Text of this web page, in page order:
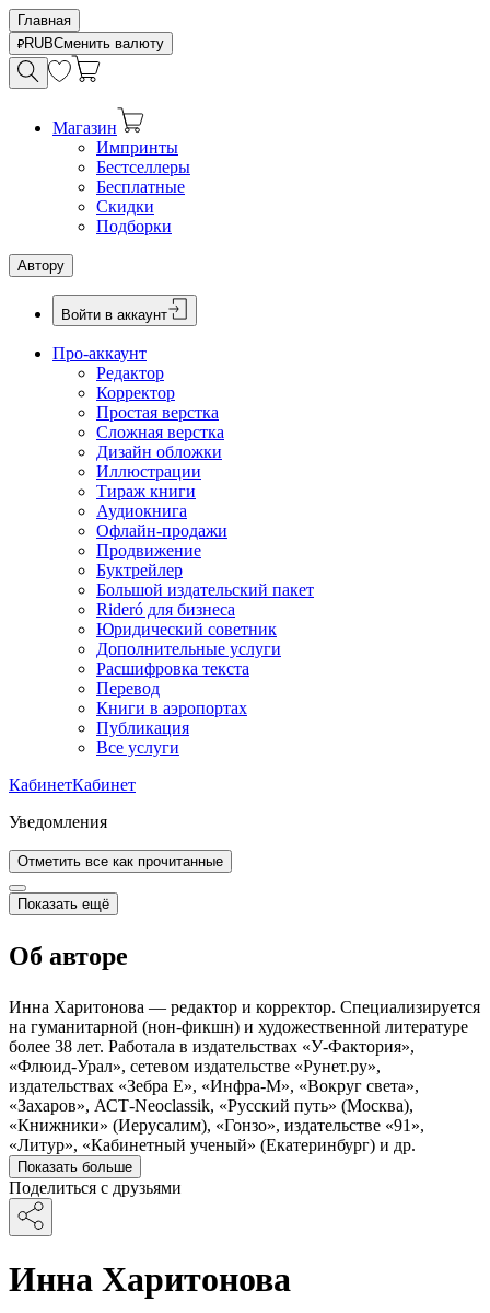
Главная
RUBСменить валюту
Магазин
Импринты
Бестселлеры
Бесплатные
Скидки
Подборки
Автору
Войти в аккаунт
Про-аккаунт
Редактор
Корректор
Простая верстка
Сложная верстка
Дизайн обложки
Иллюстрации
Тираж книги
Аудиокнига
Офлайн-продажи
Продвижение
Буктрейлер
Большой издательский пакет
Rideró для бизнеса
Юридический советник
Дополнительные услуги
Расшифровка текста
Перевод
Книги в аэропортах
Публикация
Все услуги
КабинетКабинет
Уведомления
Отметить все как прочитанные
Показать ещё
Об авторе
Инна Харитонова — редактор и корректор. Специализируется
на гуманитарной (нон-фикшн) и художественной литературе
более 38 лет. Работала в издательствах «У-Фактория»,
«Флюид-Урал», сетевом издательстве «Рунет.ру»,
издательствах «Зебра Е», «Инфра-М», «Вокруг света»,
«Захаров», АСТ-Neoclassik, «Русский путь» (Москва),
«Книжники» (Иерусалим), «Гонзо», издательстве «91»,
«Литур», «Кабинетный ученый» (Екатеринбург) и др.
Показать больше
Поделиться с друзьями
Инна Харитонова